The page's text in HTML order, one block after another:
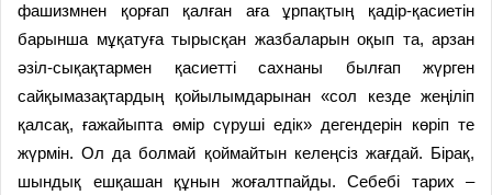
фашизмнен қорғап қалған аға ұрпақтың қадір-қасиетін
барынша мұқатуға тырысқан жазбаларын оқып та, арзан
әзіл-сықақтармен қасиетті сахнаны былғап жүрген
сайқымазақтардың қойылымдарынан «сол кезде жеңіліп
қалсақ, ғажайыпта өмір сүруші едік» дегендерін көріп те
жүрмін. Ол да болмай қоймайтын келеңсіз жағдай. Бірақ,
шындық ешқашан құнын жоғалтпайды. Себебі тарих –